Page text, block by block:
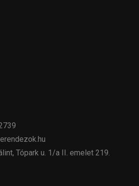
Tópark u. 1/a II. emelet 219.